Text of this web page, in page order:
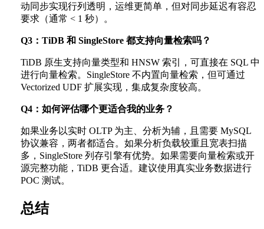
动同步实现行列透明，运维更简单，但对同步延迟有容忍
要求（通常 < 1 秒）。
Q3：TiDB 和 SingleStore 都支持向量检索吗？
TiDB 原生支持向量类型和 HNSW 索引，可直接在 SQL 中
进行向量检索。SingleStore 不内置向量检索，但可通过
Vectorized UDF 扩展实现，集成复杂度较高。
Q4：如何评估哪个更适合我的业务？
如果业务以实时 OLTP 为主、分析为辅，且需要 MySQL
协议兼容，两者都适合。如果分析负载较重且宽表扫描
多，SingleStore 列存引擎有优势。如果需要向量检索或开
源完整功能，TiDB 更合适。建议使用真实业务数据进行
POC 测试。
总结